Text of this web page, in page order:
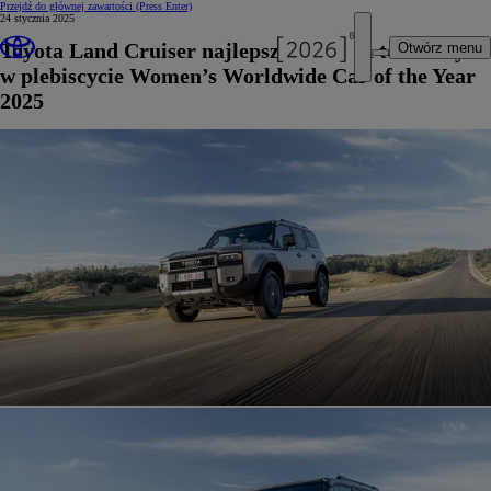
Przejdź do głównej zawartości (Press Enter)
Otwórz menu
24 stycznia 2025
Toyota Land Cruiser najlepszym autem terenowym
w plebiscycie Women’s Worldwide Car of the Year
2025